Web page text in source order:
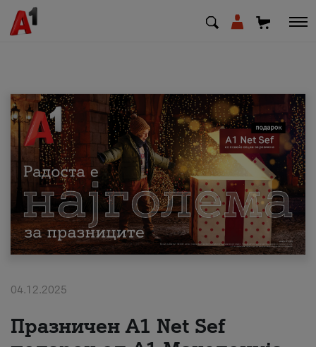
МК EN SQ
Приватни Деловни
Поддршка
Надополни кредит
За нас
04.12.2025
Празничен A1 Net Sеf